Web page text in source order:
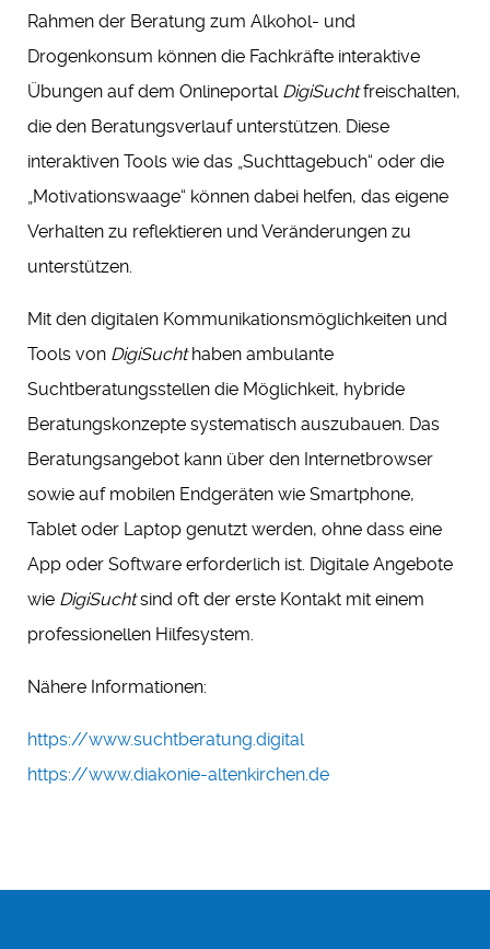
Rahmen der Beratung zum Alkohol- und
Drogenkonsum können die Fachkräfte interaktive
Übungen auf dem Onlineportal DigiSuchtfreischalten,
die den Beratungsverlauf unterstützen. Diese
interaktiven Tools wie das „Suchttagebuch“ oder die
„Motivationswaage“ können dabei helfen, das eigene
Verhalten zu reflektieren und Veränderungen zu
unterstützen.
Mit den digitalen Kommunikationsmöglichkeiten und
Tools von DigiSuchthaben ambulante
Suchtberatungsstellen die Möglichkeit, hybride
Beratungskonzepte systematisch auszubauen. Das
Beratungsangebot kann über den Internetbrowser
sowie auf mobilen Endgeräten wie Smartphone,
Tablet oder Laptop genutzt werden, ohne dass eine
App oder Software erforderlich ist. Digitale Angebote
wie DigiSuchtsind oft der erste Kontakt mit einem
professionellen Hilfesystem.
Nähere Informationen:
https://www.suchtberatung.digital
https://www.diakonie-altenkirchen.de